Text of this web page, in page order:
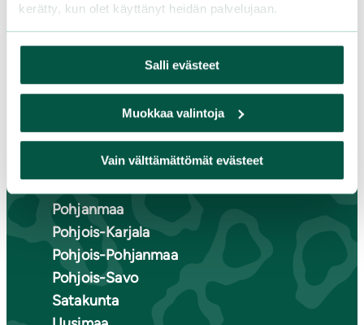
kerätty, kun olet käyttänyt heidän palvelujaan.
Salli evästeet
Muokkaa valintoja
Vain välttämättömät evästeet
Etelä-Häme
Etelä-Karjala
Kainuu
Keski-Suomi
Kymenlaakso
Pohjanmaa
Pohjois-Karjala
Pohjois-Pohjanmaa
Pohjois-Savo
Satakunta